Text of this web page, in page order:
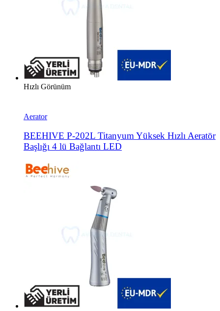
Hızlı Görünüm
Aerator
BEEHIVE P-202L Titanyum Yüksek Hızlı Aeratör
Başlığı 4 lü Bağlantı LED